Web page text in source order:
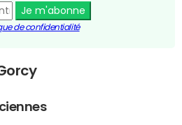
Je m'abonne
de confidentialité